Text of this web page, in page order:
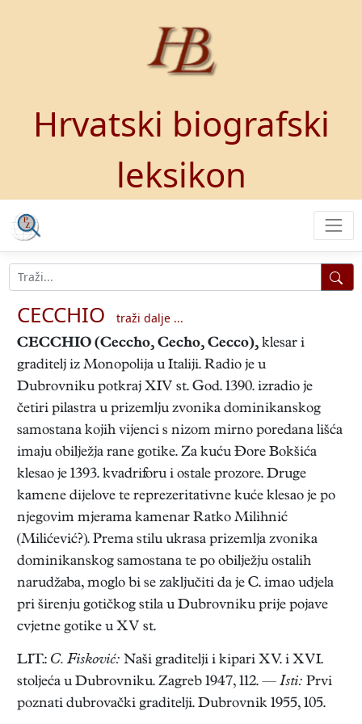
Hrvatski biografski
leksikon
CECCHIO
traži dalje ...
CECCHIO (Ceccho, Cecho, Cecco), klesar i
graditelj iz Monopolija u Italiji. Radio je u
Dubrovniku potkraj XIV st. God. 1390. izradio je
četiri pilastra u prizemlju zvonika dominikanskog
samostana kojih vijenci s nizom mirno poredana lišća
imaju obilježja rane gotike. Za kuću Đore Bokšića
klesao je 1393. kvadriforu i ostale prozore. Druge
kamene dijelove te reprezeritativne kuće klesao je po
njegovim mjerama kamenar Ratko Milihnić
(Milićević?). Prema stilu ukrasa prizemlja zvonika
dominikanskog samostana te po obilježju ostalih
narudžaba, moglo bi se zaključiti da je C. imao udjela
pri širenju gotičkog stila u Dubrovniku prije pojave
cvjetne gotike u XV st.
LIT.: C. Fisković: Naši graditelji i kipari XV. i XVI.
stoljeća u Dubrovniku. Zagreb 1947, 112. — Isti: Prvi
poznati dubrovački graditelji. Dubrovnik 1955, 105.